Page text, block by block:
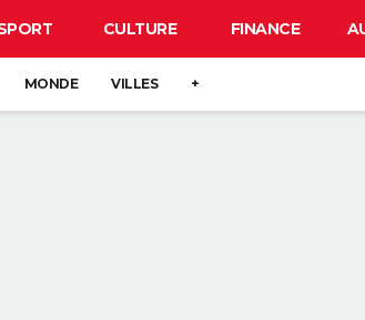
CULTURE FINANCE
MONDE VILLES +